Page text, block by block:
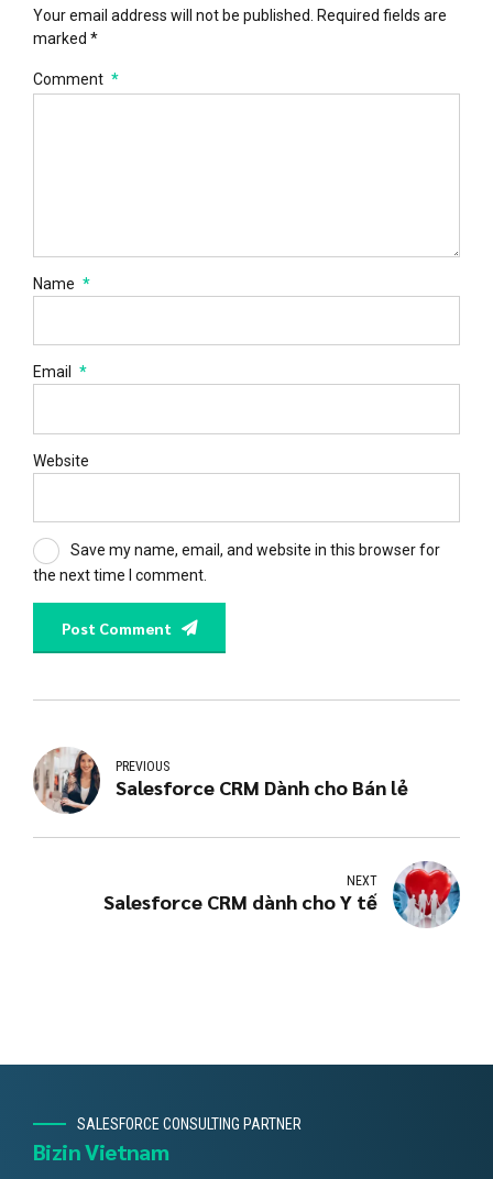
Your email address will not be published. Required fields are
marked *
Comment *
Name *
Email *
Website
Save my name, email, and website in this browser for
the next time I comment.
Post Comment
PREVIOUS
Salesforce CRM Dành cho Bán lẻ
NEXT
Salesforce CRM dành cho Y tế
SALESFORCE CONSULTING PARTNER
Bizin Vietnam